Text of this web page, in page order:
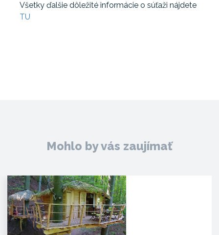
Všetky ďalšie dôležité informácie o súťaži nájdete
TU
Mohlo by vás zaujímať